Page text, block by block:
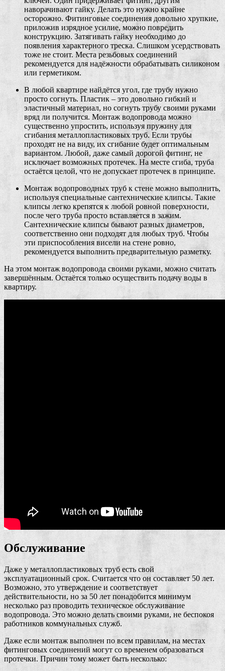
наворачивают гайку. Делать это нужно крайне
осторожно. Фитинговые соединения довольно хрупкие,
приложив изрядное усилие, можно повредить
конструкцию. Затягивать гайку необходимо до
появления характерного треска. Слишком усердствовать
тоже не стоит. Места резьбовых соединений
рекомендуется для надёжности обрабатывать силиконом
или герметиком.
В любой квартире найдётся угол, где трубу нужно
просто согнуть. Пластик – это довольно гибкий и
эластичный материал, но согнуть трубу своими руками
вряд ли получится. Монтаж водопровода можно
существенно упростить, используя пружину для
сгибания металлопластиковых труб. Если трубы
проходят не на виду, их сгибание будет оптимальным
вариантом. Любой, даже самый дорогой фитинг, не
исключает возможных протечек. На месте сгиба, труба
остаётся целой, что не допускает протечек в принципе.
Монтаж водопроводных труб к стене можно выполнить,
используя специальные сантехнические клипсы. Такие
клипсы легко крепятся к любой ровной поверхности,
после чего труба просто вставляется в зажим.
Сантехнические клипсы бывают разных диаметров,
соответственно они подходят для любых труб. Чтобы
эти приспособления висели на стене ровно,
рекомендуется выполнить предварительную разметку.
На этом монтаж водопровода своими руками, можно считать
завершённым. Остаётся только осуществить подачу воды в
квартиру.
Обслуживание
Даже у металлопластиковых труб есть свой
эксплуатационный срок. Считается что он составляет 50 лет.
Возможно, это утверждение и соответствует
действительности, но за 50 лет понадобится минимум
несколько раз проводить техническое обслуживание
водопровода. Это можно делать своими руками, не беспокоя
работников коммунальных служб.
Даже если монтаж выполнен по всем правилам, на местах
фитинговых соединений могут со временем образоваться
протечки. Причин тому может быть несколько: